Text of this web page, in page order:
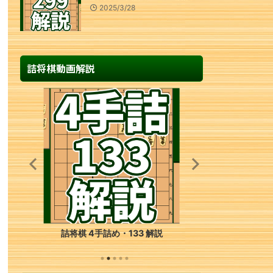
2025/3/28
詰将棋動画解説
詰め・133 解説 初心者のための詰将棋 1手詰め・19